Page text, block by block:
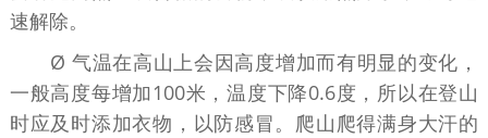
速解除。
Ø 气温在高山上会因高度增加而有明显的变化，
一般高度每增加100米，温度下降0.6度，所以在登山
时应及时添加衣物，以防感冒。爬山爬得满身大汗的